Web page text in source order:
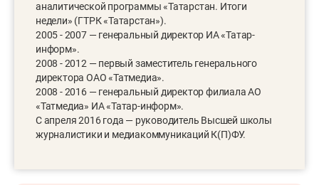
аналитической программы «Татарстан. Итоги
недели» (ГТРК «Татарстан»).
2005 - 2007 — генеральный директор ИА «Татар-
информ».
2008 - 2012 — первый заместитель генерального
директора ОАО «Татмедиа».
2008 - 2016 — генеральный директор филиала АО
«Татмедиа» ИА «Татар-информ».
С апреля 2016 года — руководитель Высшей школы
журналистики и медиакоммуникаций К(П)ФУ.